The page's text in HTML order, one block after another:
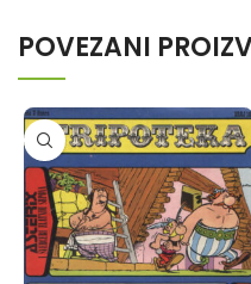
POVEZANI